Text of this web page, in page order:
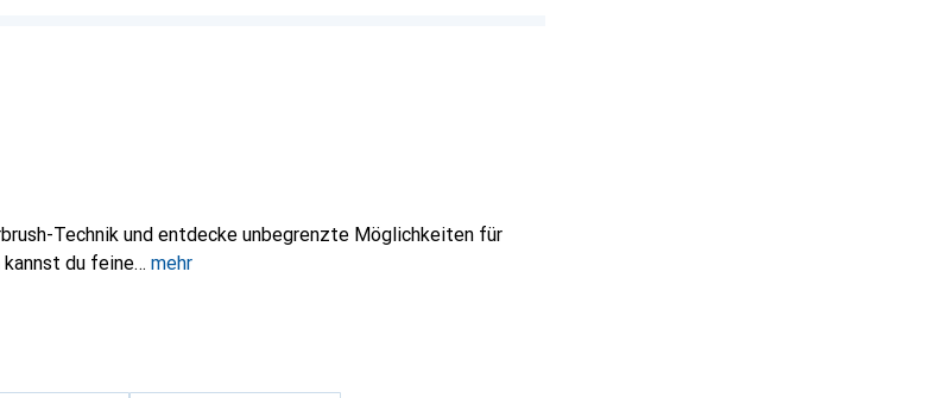
Technik und entdecke unbegrenzte Möglichkeiten für
du feine
mehr